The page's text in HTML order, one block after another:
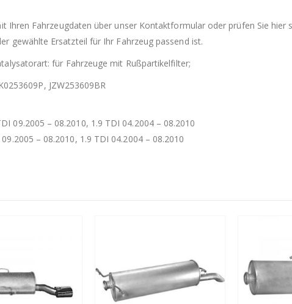
Ihren Fahrzeugdaten über unser Kontaktformular oder prüfen Sie hier
gewählte Ersatzteil für Ihr Fahrzeug passend ist.
für Fahrzeuge mit Rußpartikelfilter;
JZW253609BR
09.2005 – 08.2010, 1.9 TDI 04.2004 – 08.2010
09.2005 – 08.2010, 1.9 TDI 04.2004 – 08.2010